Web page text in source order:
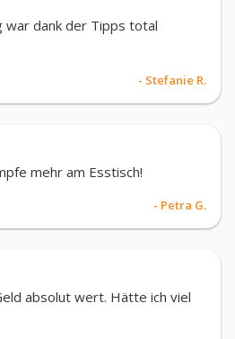
war dank der Tipps total
- Stefanie R.
mehr am Esstisch!
- Petra G.
absolut wert. Hätte ich viel